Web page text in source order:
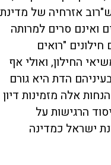
אזרחיה של מדינת
ואינם סרים למרותה
"רואים
החילון, ואולי אף
הדת היא גורם
אלה מזמינות דיון
הרגישות על
ישראל כמדינה